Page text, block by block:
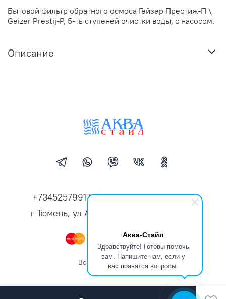
Аква-Стайл
Здравствуйте! Готовы помочь
вам. Напишите нам, если у
вас появятся вопросы.
Бытовой фильтр обратного осмоса Гейзер Престиж-П \
Geizer Prestij-P, 5-ть ступеней очистки воды, с насосом.
Описание
+73452579917
aqua-style72@mail.ru
г Тюмень, ул Александра Логунова, д 10
Все права защищены